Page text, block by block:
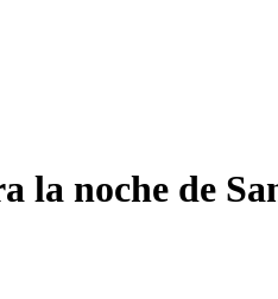
la noche de